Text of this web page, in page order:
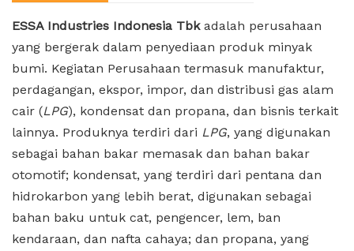
ESSA Industries Indonesia Tbkadalah perusahaan
yang bergerak dalam penyediaan produk minyak
bumi. Kegiatan Perusahaan termasuk manufaktur,
perdagangan, ekspor, impor, dan distribusi gas alam
cair (LPG), kondensat dan propana, dan bisnis terkait
lainnya. Produknya terdiri dari LPG, yang digunakan
sebagai bahan bakar memasak dan bahan bakar
otomotif; kondensat, yang terdiri dari pentana dan
hidrokarbon yang lebih berat, digunakan sebagai
bahan baku untuk cat, pengencer, lem, ban
kendaraan, dan nafta cahaya; dan propana, yang